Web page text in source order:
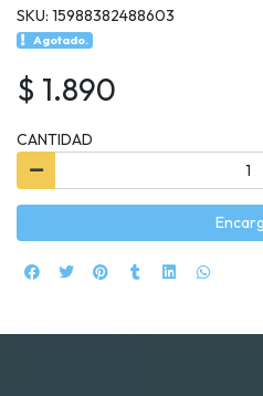
SKU: 15988382488603
Agotado.
$ 1.890
CANTIDAD